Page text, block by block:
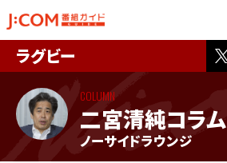
ラグビー
二宮清純コラム
ノーサイドラウンジ
COLUMN